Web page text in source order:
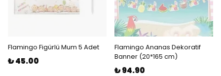
Flamingo Figürlü Mum 5 Adet
₺ 45.00
Flamingo Ananas Dekoratif
Banner (20*165 cm)
₺ 94.90